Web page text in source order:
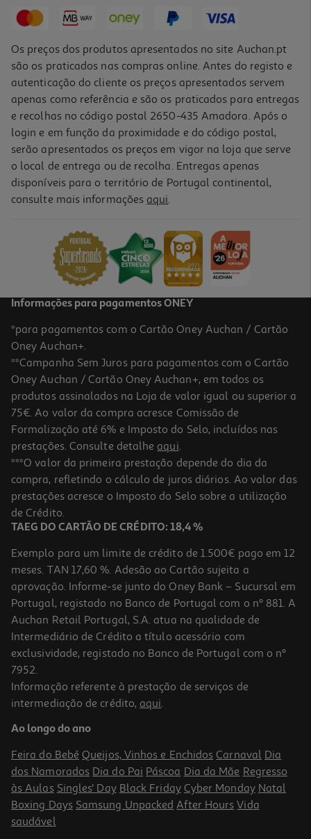
Portátil Convertível Lenovo Flex 5 14abr8-160 (14'' Amd Ryzen 5
749,99 €
Portátil Lenovo Yoga (14.5'' Snapdragon X Elite 12-Core Ram: 16gb
1tb Ssd)
1499.99 €/un
1.499,99 €
Sleeve P/portátil Qilive 600148263 Cinza Esc 13-14"
12.99 €/un
12,99 €
Os preços dos produtos apresentados no site Auchan.pt
são os praticados nas compras online. Antes do registo e
autenticação do cliente os preços apresentados servem
apenas como referência e são os praticados para entregas
e recolhas no código postal 2650-435 Amadora. Após o
login e em função da proximidade e do código postal,
serão apresentados os preços em vigor na loja que serve
o local de entrega ou de recolha. Entregas apenas
disponíveis para o território de Portugal continental,
consulte mais informações aqui.
Informações para pagamentos ONEY
*para pagamentos com o Cartão Oney Auchan / Cartão
Oney Auchan+.
**Campanha Sem Juros para pagamentos com o Cartão
Oney Auchan / Cartão Oney Auchan+, em todos os
produtos assinalados na Loja de valor igual ou superior a
75€. Ao valor da compra acresce Comissão de
Formalização até 6% e Imposto do Selo, incluídos nas
prestações. Consulte detalhe aqui.
***O valor da primeira prestação depende do dia da
compra, refletindo o cálculo de juros diários. Ao valor das
prestações acresce o Imposto do Selo sobre a utilização
de Crédito.
TAEG DO CARTÃO DE CRÉDITO: 18,4 %
Exemplo para um limite de crédito de 1.500€ pago em 12
meses. TAN 17,60 %. Adesão ao Cartão sujeita a
aprovação. Informe-se junto do Oney Bank – Sucursal em
Portugal, registado no Banco de Portugal com o nº 881. A
Auchan Retail Portugal, S.A. atua na qualidade de
Intermediário de Crédito a título acessório com
exclusividade, registado no Banco de Portugal com o nº
7952.
Informação referente à prestação de serviços de
intermediação de crédito, aqui.
Ao longo do ano
Feira do Bebé Queijos, Vinhos e Enchidos Carnaval Dia
dos Namorados Dia do Pai Páscoa Dia da Mãe Regresso
às Aulas Singles' Day Black Friday Cyber Monday Natal
Boxing Days Samsung Unpacked After Hours Vida
saudável